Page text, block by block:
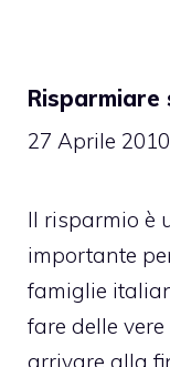
27 Aprile 2010
Il risparmio è
importante
famiglie
fare delle
arrivare alla